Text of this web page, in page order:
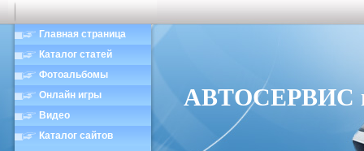
Главная страница
Каталог статей
Фотоальбомы
Онлайн игры
Видео
Каталог сайтов
АВТОСЕРВИС в